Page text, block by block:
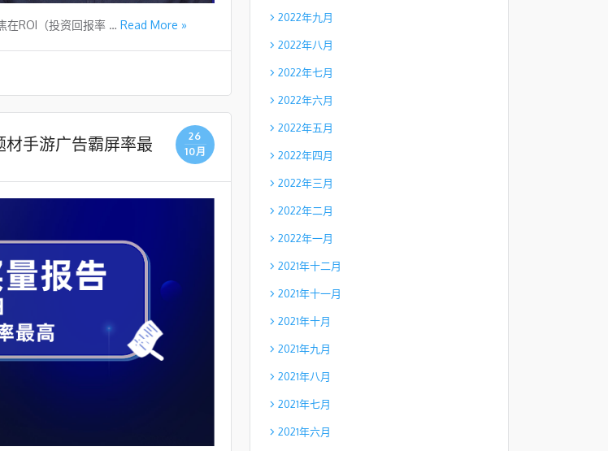
在ROI（投资回报率 … Read More »
手游广告霸屏率最
26
10月
2022年九月
2022年八月
2022年七月
2022年六月
2022年五月
2022年四月
2022年三月
2022年二月
2022年一月
2021年十二月
2021年十一月
2021年十月
2021年九月
2021年八月
2021年七月
2021年六月